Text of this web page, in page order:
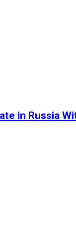
in Russia